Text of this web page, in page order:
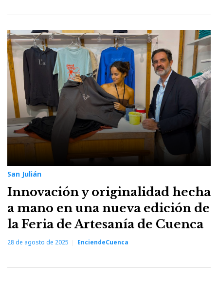
San Julián
Innovación y originalidad hecha
a mano en una nueva edición de
la Feria de Artesanía de Cuenca
28 de agosto de 2025 EnciendeCuenca